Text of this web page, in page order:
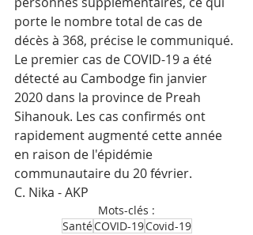
porte le nombre total de cas de
décès à 368, précise le communiqué.
Le premier cas de COVID-19 a été
détecté au Cambodge fin janvier
2020 dans la province de Preah
Sihanouk. Les cas confirmés ont
rapidement augmenté cette année
en raison de l'épidémie
communautaire du 20 février.
C. Nika - AKP
Mots-clés :
SantéCOVID-19Covid-19